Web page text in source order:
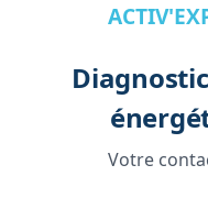
Votre